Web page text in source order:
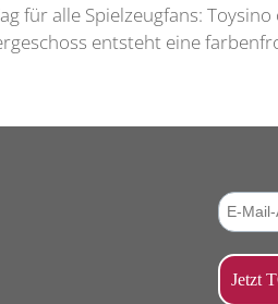
für alle Spielzeugfans:
entsteht eine